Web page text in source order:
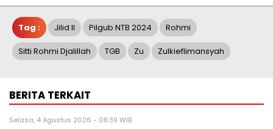
Tag : Jilid II Pilgub NTB 2024 Rohmi
Sitti Rohmi Djalillah TGB Zu Zulkieflimansyah
BERITA TERKAIT
Selasa, 4 Agustus 2026 - 08:39 WIB